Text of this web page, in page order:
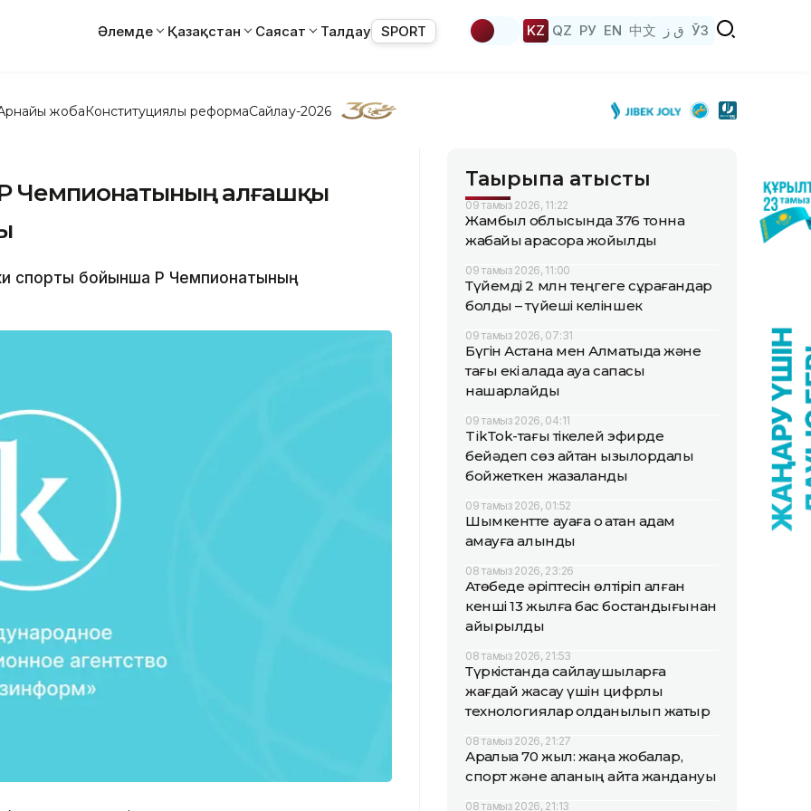
Әлемде Қазақстан Саясат Талдау SPORT KZ QZ РУ EN 中文 ق ز ЎЗ
жобаКонституциялық реформаСайлау-2026
Чемпионатының алғашқы
спорты бойынша ҚР Чемпионатының
Тақырыпқа қатысты
09 тамыз 2026, 11:22
Жамбыл облысында 376 тонна
жабайы қарасора жойылды
09 тамыз 2026, 11:00
Түйемді 2 млн теңгеге сұрағандар
болды – түйеші келіншек
09 тамыз 2026, 07:31
Бүгін Астана мен Алматыда және
тағы екі қалада ауа сапасы
нашарлайды
09 тамыз 2026, 04:11
TikТok-тағы тікелей эфирде
бейәдеп сөз айтқан қызылордалық
бойжеткен жазаланды
09 тамыз 2026, 01:52
Шымкентте ауаға оқ атқан адам
қамауға алынды
08 тамыз 2026, 23:26
Ақтөбеде әріптесін өлтіріп алған
кенші 13 жылға бас бостандығынан
айырылды
08 тамыз 2026, 21:53
Түркістанда сайлаушыларға
жағдай жасау үшін цифрлық
технологиялар қолданылып жатыр
08 тамыз 2026, 21:27
Арқалыққа 70 жыл: жаңа жобалар,
спорт және қаланың қайта жандануы
08 тамыз 2026, 21:13